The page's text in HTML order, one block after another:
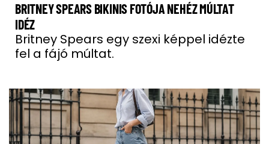
BRITNEY SPEARS BIKINIS FOTÓJA NEHÉZ MÚLTAT
IDÉZ
Britney Spears egy szexi képpel idézte
fel a fájó múltat.